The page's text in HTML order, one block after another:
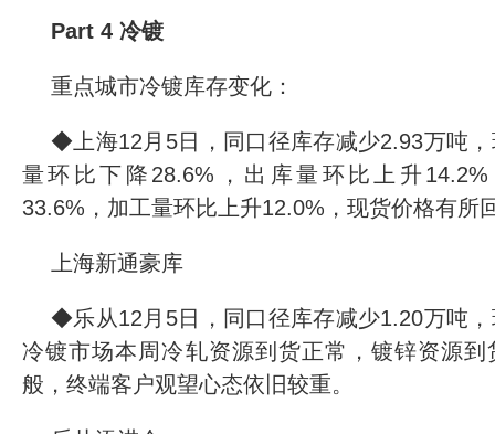
Part 4 冷镀
重点城市冷镀库存变化：
◆上海12月5日，同口径库存减少2.93万吨
量环比下降28.6%，出库量环比上升
33.6%，加工量环比上升12.0%，现货价格有所
上海新通豪库
◆乐从12月5日，同口径库存减少1.20万吨
冷镀市场本周冷轧资源到货正常，镀锌资源
般，终端客户观望心态依旧较重。